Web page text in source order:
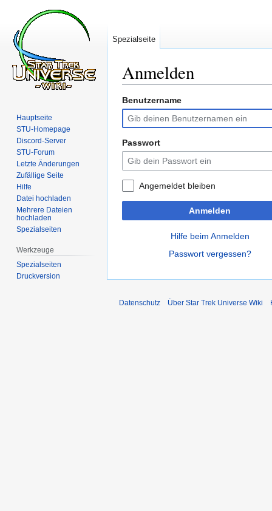
Anmelden
Zur
Navigation
springen
Zur
Suche
springen
Benutzername
Passwort
Angemeldet bleiben
Anmelden
Hilfe beim Anmelden
Passwort vergessen?
Spezialseite
Hauptseite
STU-Homepage
Discord-Server
STU-Forum
Letzte Änderungen
Zufällige Seite
Hilfe
Datei hochladen
Mehrere Dateien
hochladen
Spezialseiten
Werkzeuge
Spezialseiten
Druckversion
Datenschutz Über Star Trek Universe Wiki